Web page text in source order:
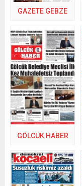
GAZETE GEBZE
GÖLCÜK HABER